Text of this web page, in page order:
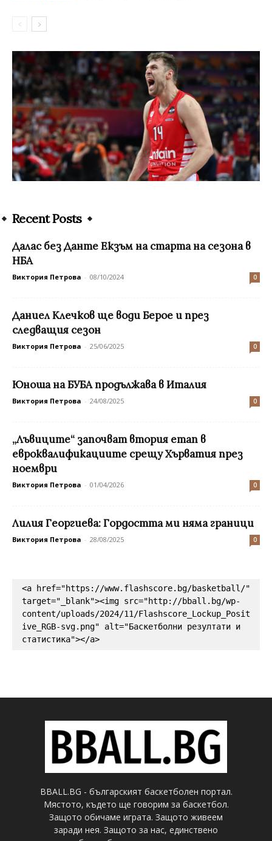
Recent Posts
Далас без Данте Екзъм на старта на сезона в
НБА
Виктория Петрова - 08/10/2024 0
Даниел Клечков ще води Берое и през
следващия сезон
Виктория Петрова - 25/06/2025 0
Юноша на БУБА продължава в Италия
Виктория Петрова - 24/08/2025 0
„Лъвиците“ започват втория етап в
евроквалификациите срещу Хърватия през
ноември
Виктория Петрова - 01/04/2026 0
Лилия Георгиева: Гордостта ми няма граници
Виктория Петрова - 28/08/2025 0
<a href="https://www.flashscore.bg/basketball/"
target="_blank"><img src="http://bball.bg/wp-
content/uploads/2024/11/Flashscore_Lockup_Posit
ive_RGB-svg.png" alt="Баскетболни резултати и
статистика"></a>
BBALL.BG - българският баскетболен портал.
Мястото, където ще говорим за баскетбол.
Защото обичаме играта. Защото живеем
заради нея. Защото за нас, единствено